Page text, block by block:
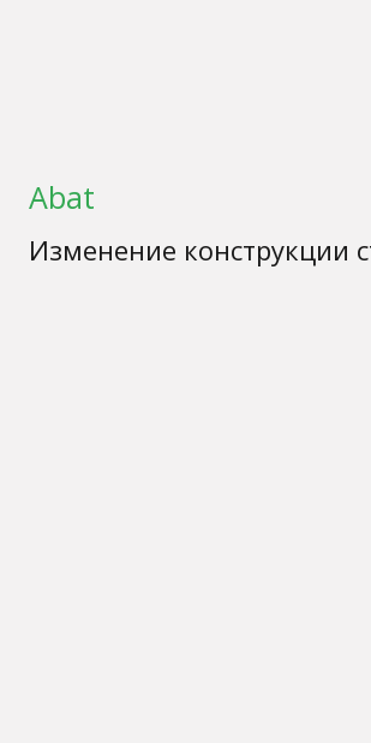
Abat
Изменение конструкции